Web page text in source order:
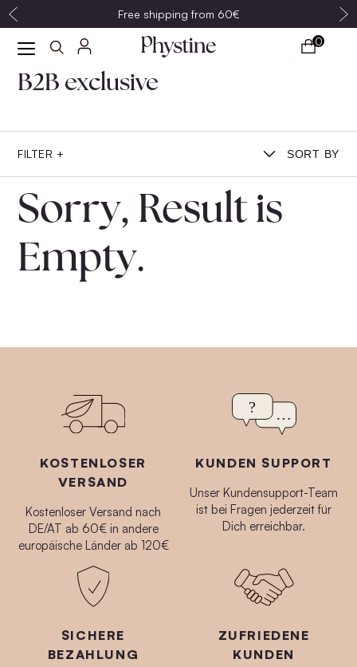
Free shipping from 60€
$146.00
0
B2B exclusive
FILTER + SORT BY
Sorry, Result is
Empty.
KOSTENLOSER
VERSAND
Kostenloser Versand nach
DE/AT ab 60€ in andere
europäische Länder ab 120€
KUNDEN SUPPORT
Unser Kundensupport-Team
ist bei Fragen jederzeit für
Dich erreichbar.
SICHERE
BEZAHLUNG
ZUFRIEDENE
KUNDEN